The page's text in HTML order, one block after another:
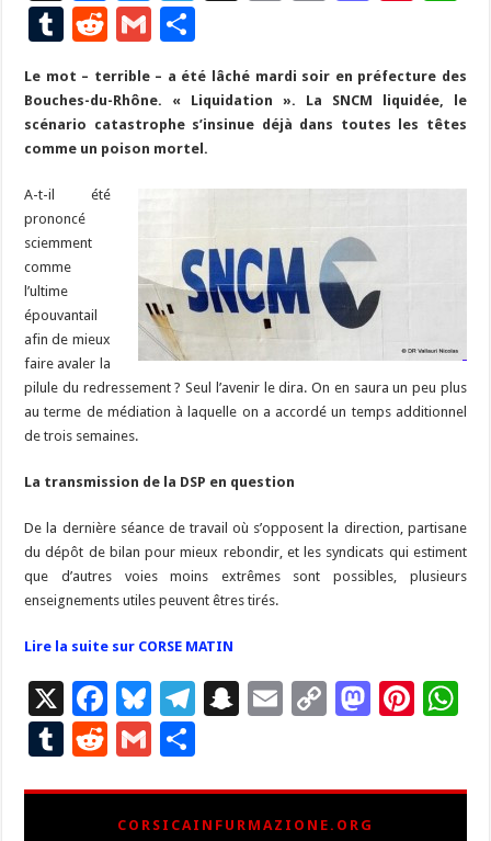
ac
e
b
o
o
k
u
es
ky gr
a
m
p
c
at
l
y
Li
k
d
o
es
t
p
T
m
bl
r
R
e
d
di
t
G
ai
l
ar
ta
g
er
Le mot – terrible – a été lâché mardi soir en préfecture des
Bouches-du-Rhône. « Liquidation ». La SNCM liquidée, le
scénario catastrophe s’insinue déjà dans toutes les têtes
comme un poison mortel.
A-t-il été
prononcé
sciemment
comme
l’ultime
épouvantail
afin de mieux
faire avaler la
pilule du redressement ? Seul l’avenir le dira. On en saura un peu plus
au terme de médiation à laquelle on a accordé un temps additionnel
de trois semaines.
La transmission de la DSP en question
De la dernière séance de travail où s’opposent la direction, partisane
du dépôt de bilan pour mieux rebondir, et les syndicats qui estiment
que d’autres voies moins extrêmes sont possibles, plusieurs
enseignements utiles peuvent êtres tirés.
Lire la suite sur CORSE MATIN
X
F
ac
e
b
Bl
u
es
ky
T
gr
S
p
E
l
C
y
M
d
Pi
es
T
R
d
G
ai ta
CORSICAINFURMAZIONE.ORG